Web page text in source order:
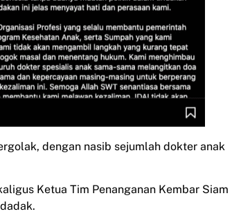
dengan nasib sejumlah dokter anak
Ketua Tim Penanganan Kembar Siam